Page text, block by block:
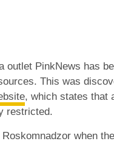
outlet PinkNews has
This was
, which states that
restricted.
when